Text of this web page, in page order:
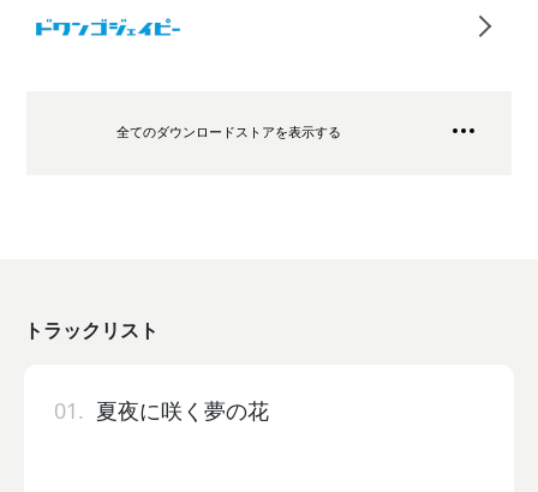
全てのダウンロードストアを表示する
トラックリスト
01. 夏夜に咲く夢の花